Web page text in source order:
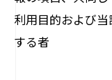
利用目的および
する者